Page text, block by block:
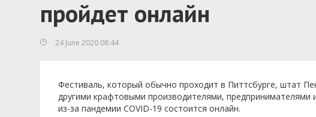
пройдет онлайн
24 June 2020 08:44
Фестиваль, который обычно проходит в Питтсбурге, штат
другими крафтовыми производителями,предпринимателями
из-за пандемии COVID-19 состоится онлайн.